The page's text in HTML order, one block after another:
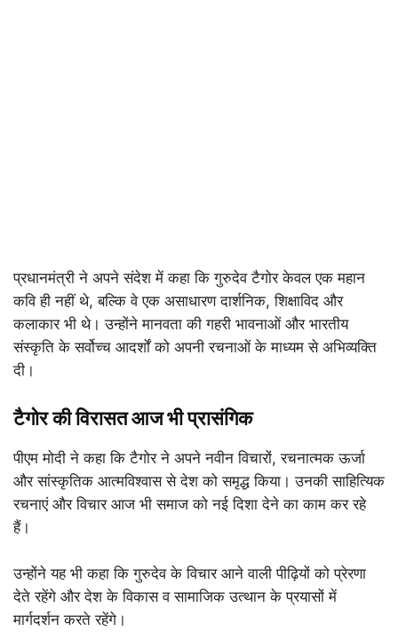
प्रधानमंत्री ने अपने संदेश में कहा कि गुरुदेव टैगोर केवल एक महान
कवि ही नहीं थे, बल्कि वे एक असाधारण दार्शनिक, शिक्षाविद और
कलाकार भी थे। उन्होंने मानवता की गहरी भावनाओं और भारतीय
संस्कृति के सर्वोच्च आदर्शों को अपनी रचनाओं के माध्यम से अभिव्यक्ति
दी।
टैगोर की विरासत आज भी प्रासंगिक
पीएम मोदी ने कहा कि टैगोर ने अपने नवीन विचारों, रचनात्मक ऊर्जा
और सांस्कृतिक आत्मविश्वास से देश को समृद्ध किया। उनकी साहित्यिक
रचनाएं और विचार आज भी समाज को नई दिशा देने का काम कर रहे
हैं।
उन्होंने यह भी कहा कि गुरुदेव के विचार आने वाली पीढ़ियों को प्रेरणा
देते रहेंगे और देश के विकास व सामाजिक उत्थान के प्रयासों में
मार्गदर्शन करते रहेंगे।